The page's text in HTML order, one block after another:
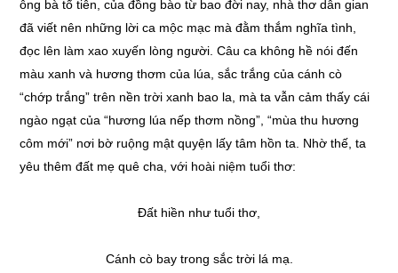
ông bà tổ tiên, của đồng bào từ bao đời nay, nhà thơ dân gian
đã viết nên những lời ca mộc mạc mà đằm thắm nghĩa tình,
đọc lên làm xao xuyến lòng người. Câu ca không hề nói đến
màu xanh và hương thơm của lúa, sắc trắng của cánh cò
“chớp trắng” trên nền trời xanh bao la, mà ta vẫn cảm thấy cái
ngào ngạt của “hương lúa nếp thơm nồng”, “mùa thu hương
côm mới” nơi bờ ruộng mật quyện lấy tâm hồn ta. Nhờ thế, ta
yêu thêm đất mẹ quê cha, với hoài niệm tuổi thơ:
Đất hiền như tuổi thơ,
Cánh cò bay trong sắc trời lá mạ.